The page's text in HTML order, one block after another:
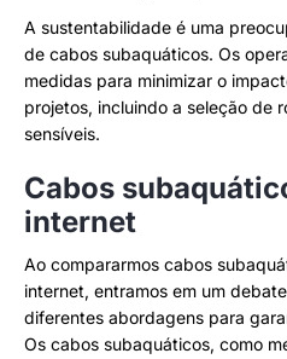
A sustentabilidade é uma
de cabos subaquáticos. Os
medidas para minimizar o
projetos, incluindo a seleção de
sensíveis.
Cabos
internet
Ao compararmos cabos
internet, entramos em um
diferentes abordagens para
Os cabos subaquáticos, como